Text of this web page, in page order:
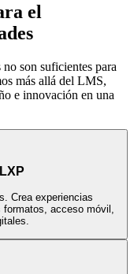
el
son suficientes para
más allá del LMS,
e innovación en una
Crea experiencias
acceso móvil,